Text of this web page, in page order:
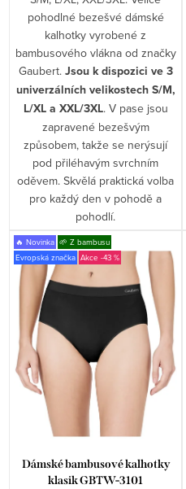
pohodlné bezešvé dámské
kalhotky vyrobené z
bambusového vlákna od značky
Gaubert. Jsou k dispozici ve 3
univerzálních velikostech S/M,
L/XL a XXL/3XL. V pase jsou
zapravené bezešvým
způsobem, takže se nerýsují
pod přiléhavým svrchním
oděvem. Skvělá praktická volba
pro každý den v pohodě a
pohodlí.
🔥 Novinka 🌱 Z bambusu
Evropská značka
-43 %
Dámské bambusové kalhotky
klasik GBTW-3101